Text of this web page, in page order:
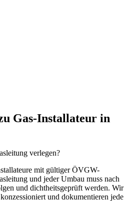
Gas-Installateur in
verlegen?
mit gültiger ÖVGW-
und jeder Umbau muss nach
und dichtheitsgeprüft werden. Wir
und dokumentieren jede